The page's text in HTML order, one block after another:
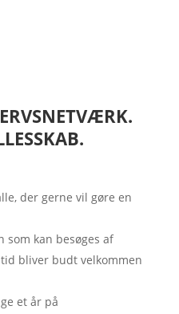
der gerne vil gøre en
som kan besøges af
bliver budt velkommen
et år på